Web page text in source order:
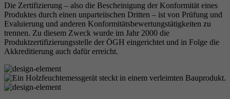
Die Zertifizierung – also die Bescheinigung der Konformität eines
Produktes durch einen unparteiischen Dritten – ist von Prüfung und
Evaluierung und anderen Konformitätsbewertungstätigkeiten zu
trennen. Zu diesem Zweck wurde im Jahr 2000 die
Produktzertifizierungsstelle der ÖGH eingerichtet und in Folge die
Akkreditierung auch dafür erreicht.